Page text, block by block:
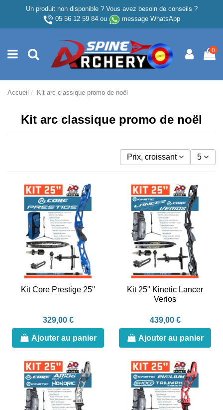
Un produit non disponible ? Vous avez besoin de conseils ?
05 56 12 59 84ou message WhatsApp
0
Accueil Kit arc classique promo de noël
Kit arc classique promo de noël
Prix, croissant 5
Kit Core Prestige 25"
329,00 €
Ajouter au panier
Kit 25" Kinetic Lancer
Verios
439,00 €
Ajouter au panier